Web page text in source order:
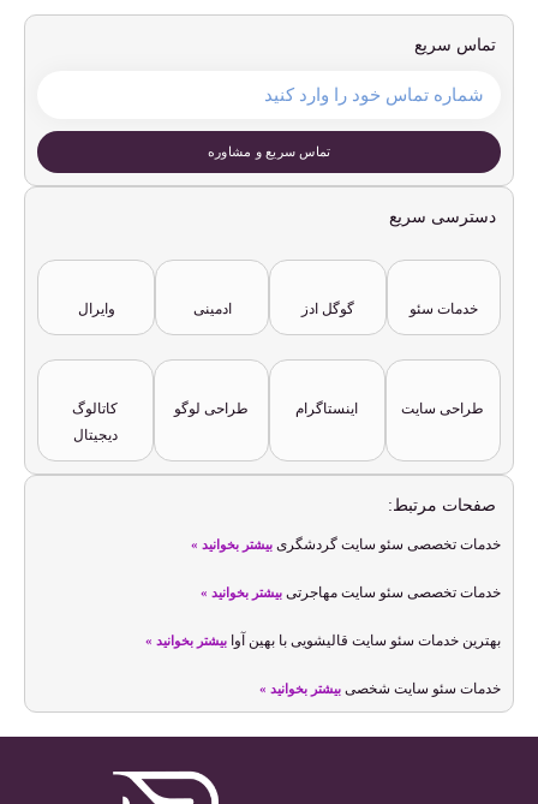
تماس سریع
تماس سریع و مشاوره
دسترسی سریع
خدمات سئو گوگل ادز ادمینی وایرال
طراحی سایت اینستاگرام طراحی لوگو
کاتالوگ
دیجیتال
صفحات مرتبط:
خدمات تخصصی سئو سایت گردشگری بیشتر بخوانید »
خدمات تخصصی سئو سایت مهاجرتی بیشتر بخوانید »
بهترین خدمات سئو سایت قالیشویی با بهین آوا بیشتر بخوانید »
خدمات سئو سایت شخصی بیشتر بخوانید »
سئو سایت عکاسی و بهینه سازی سایت عکاسانبیشتر بخوانید »
بالا بردن رتبه سایت با خدمات سئو سایت معماریبیشتر بخوانید »